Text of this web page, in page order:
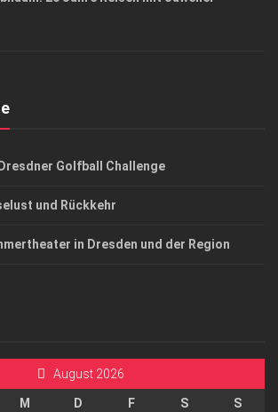
Dresden / Ostsachsen
Golfball Challenge
und Rückkehr
in Dresden und der Region
August 2026
M D F S
S